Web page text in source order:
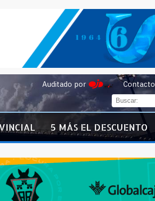
Auditado por Contacto
5 MÁS EL DESCUENTO